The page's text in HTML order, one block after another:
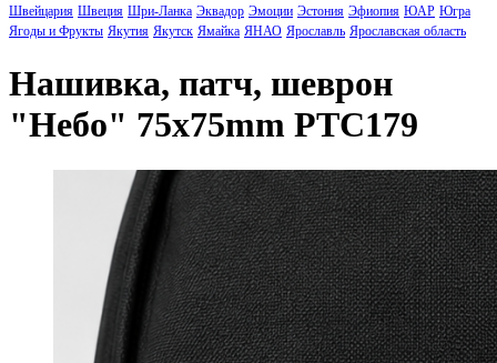
Швейцария Швеция Шри-Ланка Эквадор Эмоции Эстония Эфиопия ЮАР Югра
Ягоды и Фрукты Якутия Якутск Ямайка ЯНАО Ярославль Ярославская область
Нашивка, патч, шеврон
"Небо" 75x75mm PTC179